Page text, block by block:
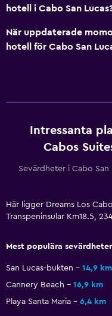
Brandsläckare
Gratis toalettartiklar
Brandvarnare
Handdukar
Schampo
Kroppstvål
Pool och spa
hotell i Cabo San
När uppdaterade
hotell för Cabo San
Intressanta
Cabos
Sevärdheter i Cabo
Här ligger Dreams Los
Transpeninsular Km18.5,
Mest populära
San Lucas-bukten 14,9 km
Cannery Beach
16,9 km
Playa Santa Maria
6,4 km